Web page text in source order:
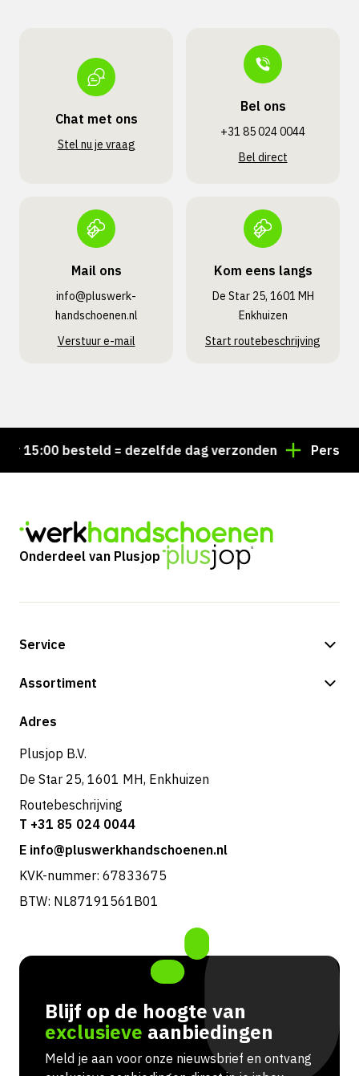
Chat met ons
Stel nu je vraag
Bel ons
+31 85 024 0044
Bel direct
Mail ons
info@pluswerk­
handschoenen.nl
Verstuur e-mail
Kom eens langs
De Star 25, 1601 MH
Enkhuizen
Start routebeschrijving
15:00 besteld = dezelfde dag verzonden
Onderdeel van Plusjop
Service
Betalingsmogelijkheden
Retouren & service
Assortiment
Shop
Adres
Plusjop B.V.
De Star 25, 1601 MH, Enkhuizen
Routebeschrijving
T +31 85 024 0044
E info@pluswerkhandschoenen.nl
KVK-nummer: 67833675
BTW: NL87191561B01
Blijf op de hoogte van
exclusieve aanbiedingen
Meld je aan voor onze nieuwsbrief en ontvang